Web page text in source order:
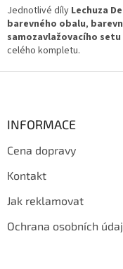
Jednotlivé díly Lechuza
barevného obalu,
samozavlažovacího setu
celého kompletu.
INFORMACE
Cena dopravy
Kontakt
Jak reklamovat
Ochrana osobních